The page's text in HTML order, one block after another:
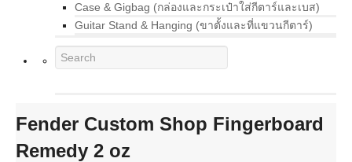
Case & Gigbag (กล่องและกระเป๋าใส่กีตาร์และเบส)
Guitar Stand & Hanging (ขาตั้งและที่แขวนกีตาร์)
Fender Custom Shop Fingerboard
Remedy 2 oz